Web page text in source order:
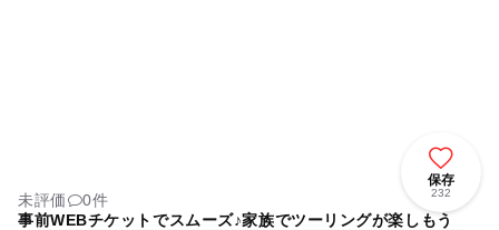
保存
232
未評価
0件
事前WEBチケットでスムーズ♪家族でツーリングが楽しもう